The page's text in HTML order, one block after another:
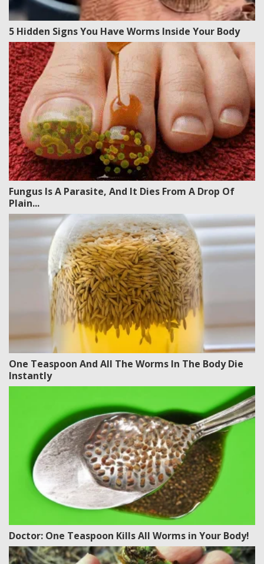
5 Hidden Signs You Have Worms Inside Your Body
Fungus Is A Parasite, And It Dies From A Drop Of
Plain...
One Teaspoon And All The Worms In The Body Die
Instantly
Doctor: One Teaspoon Kills All Worms in Your Body!